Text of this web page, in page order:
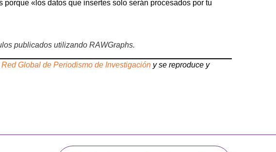
«los datos que insertes solo serán procesados por tu
publicados utilizando RAWGraphs.
Red Global de Periodismo de Investigación y se reproduce y